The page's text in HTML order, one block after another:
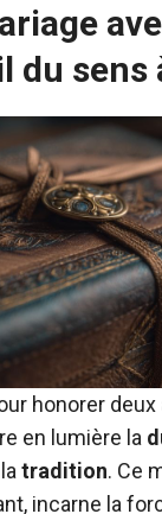
du sens
honorer deux
en lumière la
tradition. Ce
incarne la